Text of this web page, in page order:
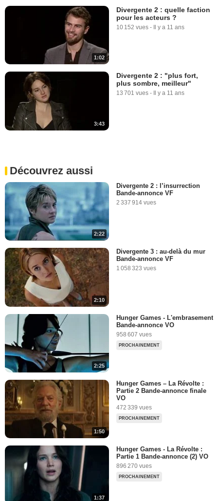
1:02
Divergente 2 : quelle faction
pour les acteurs ?
10 152 vues - Il y a 11 ans
3:43
Divergente 2 : "plus fort,
plus sombre, meilleur"
13 701 vues - Il y a 11 ans
Découvrez aussi
2:22
Divergente 2 : l’insurrection
Bande-annonce VF
2 337 914 vues
2:10
Divergente 3 : au-delà du mur
Bande-annonce VF
1 058 323 vues
2:25
Hunger Games - L'embrasement
Bande-annonce VO
958 607 vues
PROCHAINEMENT
1:50
Hunger Games – La Révolte :
Partie 2 Bande-annonce finale
VO
472 339 vues
PROCHAINEMENT
1:37
Hunger Games - La Révolte :
Partie 1 Bande-annonce (2) VO
896 270 vues
PROCHAINEMENT